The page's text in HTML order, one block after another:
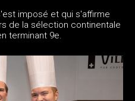
imposé et qui s'affirme
de la sélection continentale
terminant 9e.